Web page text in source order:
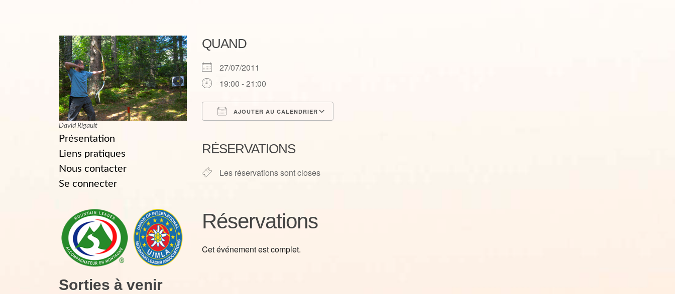
QUAND
27/07/2011
19:00 - 21:00
AJOUTER AU CALENDRIER
RÉSERVATIONS
Les réservations sont closes
Réservations
Cet événement est complet.
David Rigault
Présentation
Liens pratiques
Nous contacter
Se connecter
Sorties à venir